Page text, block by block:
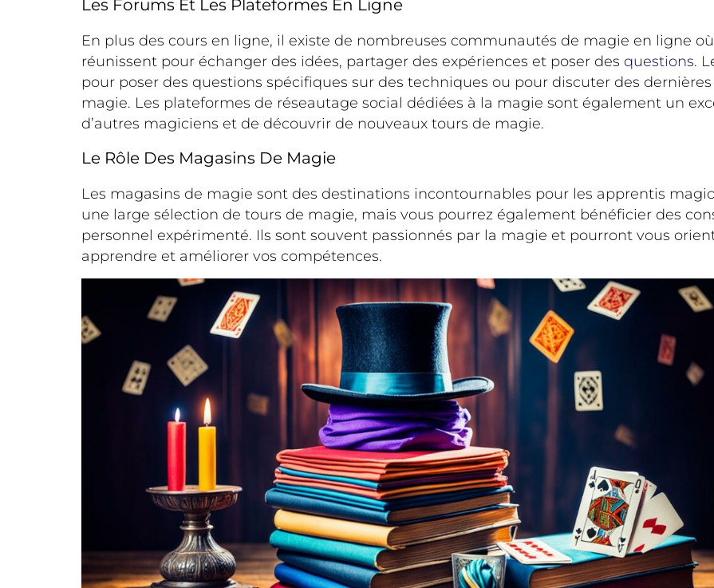
Les Forums Et Les Plateformes En Ligne
En plus des cours en ligne, il existe de nombreuses communautés de magie en ligne
réunissent pour échanger des idées, partager des expériences et poser des questions.
pour poser des questions spécifiques sur des techniques ou pour discuter des
magie. Les plateformes de réseautage social dédiées à la magie sont également un
d’autres magiciens et de découvrir de nouveaux tours de magie.
Le Rôle Des Magasins De Magie
Les magasins de magie sont des destinations incontournables pour les apprentis
une large sélection de tours de magie, mais vous pourrez également bénéficier des
personnel expérimenté. Ils sont souvent passionnés par la magie et pourront vous
apprendre et améliorer vos compétences.